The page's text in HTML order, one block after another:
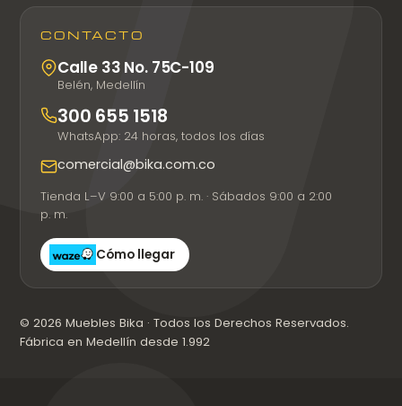
CONTACTO
Calle 33 No. 75C-109
Belén, Medellín
300 655 1518
WhatsApp: 24 horas, todos los días
comercial@bika.com.co
Tienda L–V 9:00 a 5:00 p. m. · Sábados 9:00 a 2:00
p. m.
Cómo llegar
© 2026 Muebles Bika · Todos los Derechos Reservados.
Fábrica en Medellín desde 1.992